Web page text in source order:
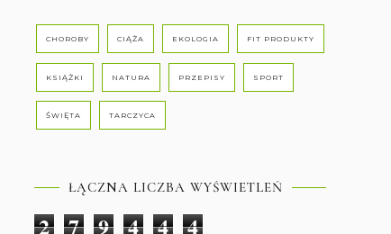
CHOROBY CIĄŻA EKOLOGIA FIT PRODUKTY
KSIĄŻKI NATURA PRZEPISY SPORT
ŚWIĘTA TARCZYCA
ŁĄCZNA LICZBA WYŚWIETLEŃ
2 7 9 4 4 4